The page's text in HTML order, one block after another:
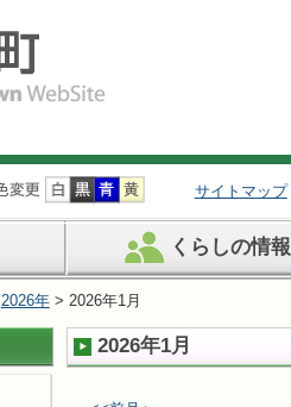
サイトマップ
くらしの情報
2026年> 2026年1月
2026年1月